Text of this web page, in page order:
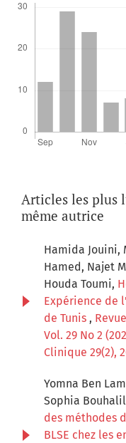
Articles les plus
même autrice
Hamida Jouini,
Hamed, Najet
Houda Toumi,
Expérience de
de Tunis ,
Vol. 29 No 2
Clinique 29(2),
Yomna Ben
Sophia
des méthodes
BLSE chez les